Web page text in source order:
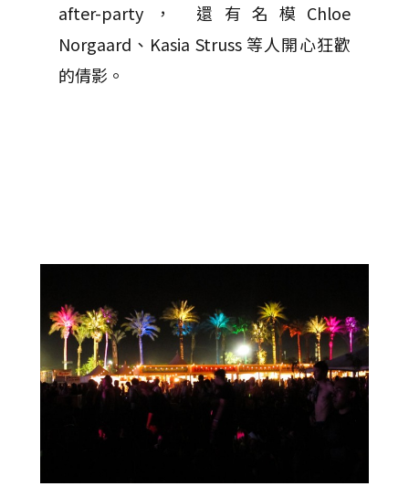
after-party， 還有名模Chloe
Norgaard、Kasia Struss 等人開心狂歡
的倩影。